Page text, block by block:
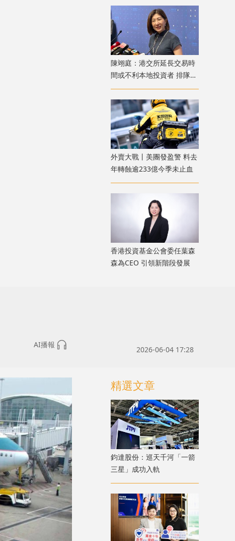
陳翊庭：港交所延長交易時
間或不利本地投資者 排隊上
市公司數量創新高
外賣大戰丨美團發盈警 料去
年轉蝕逾233億今季未止血
香港投資基金公會委任葉森
森為CEO 引領新階段發展
AI播報
2026-06-04 17:28
精選文章
鈞達股份：巡天千河「一箭
三星」成功入軌